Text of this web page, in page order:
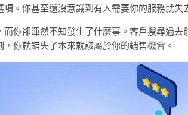
。你甚至還沒意識到有人需要你的服務就失
你卻渾然不知發生了什麼事。客戶搜尋過
你就錯失了本來就該屬於你的銷售機會。